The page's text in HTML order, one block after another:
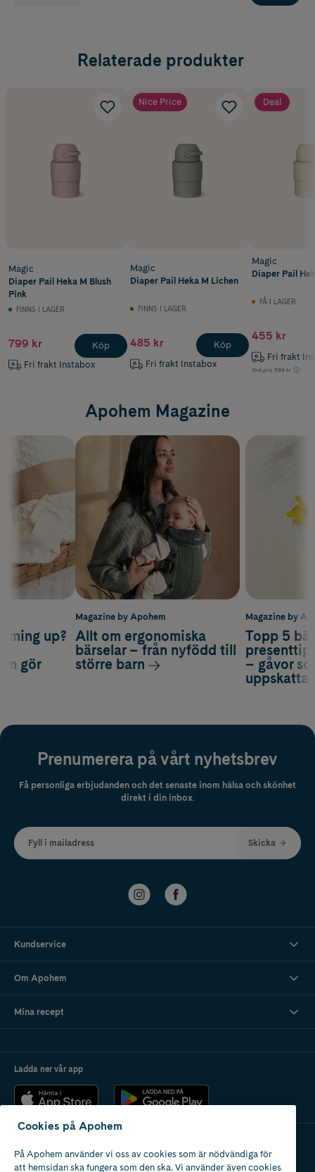
Relaterade produkter
Magic
Diaper Pail Heka M Blush
Pink
FINNS I LAGER
799 kr
Fri frakt Instabox
Köp
Nice Price
Magic
Diaper Pail Heka M Lichen
FINNS I LAGER
485 kr
Fri frakt Instabox
Köp
Deal
Magic
Diaper Pail
FÅ I LAGER
455 kr
Fri frakt
Ord.pris 599 kr
Apohem Magazine
Magazine by
Topp 5
– gåvor
up?
gör
Magazine by Apohem
Allt om ergonomiska
bärselar – från nyfödd till
större barn
Prenumerera på vårt nyhetsbrev
Få personliga erbjudanden och det senaste inom hälsa och skönhet
direkt i din inbox.
Fyll i mailadress Skicka
Kundservice
Om Apohem
Mina recept
Ladda ner vår app
Apotek med tillstånd
av Läkemedelsverket
Cookies på Apohem
På Apohem använder vi oss av cookies som är nödvändiga för
att hemsidan ska fungera som den ska. Vi använder även cookies